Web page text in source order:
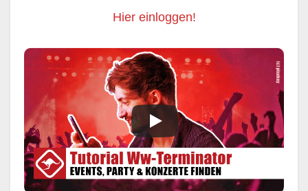
Hier einloggen!